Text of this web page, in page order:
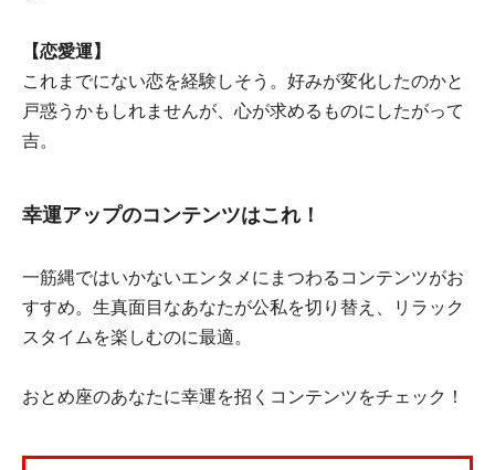
【恋愛運】
これまでにない恋を経験しそう。好みが変化したのかと
戸惑うかもしれませんが、心が求めるものにしたがって
吉。
幸運アップのコンテンツはこれ！
一筋縄ではいかないエンタメにまつわるコンテンツがお
すすめ。生真面目なあなたが公私を切り替え、リラック
スタイムを楽しむのに最適。
おとめ座のあなたに幸運を招くコンテンツをチェック！